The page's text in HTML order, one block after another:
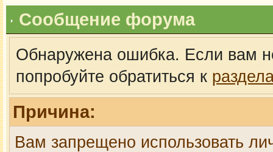
Сообщение форума
Обнаружена ошибка. Если вам
попробуйте обратиться к
Причина:
Вам запрещено использовать